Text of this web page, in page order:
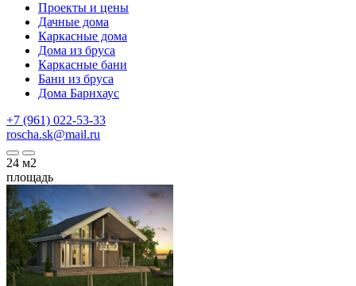
Проекты и цены
Дачные дома
Каркасные дома
Дома из бруса
Каркасные бани
Бани из бруса
Дома Барнхаус
+7 (961) 022-53-33
roscha.sk@mail.ru
24 м2
площадь